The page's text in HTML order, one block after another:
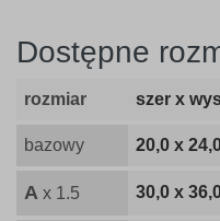
Dostępne
rozmiar szer x
bazowy 20,0 x
A x 1.5 30,0 x